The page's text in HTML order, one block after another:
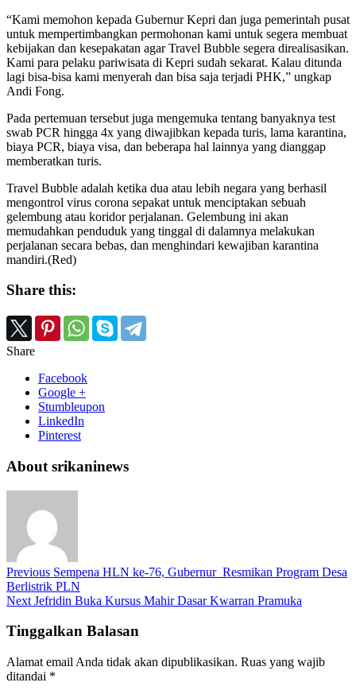
“Kami memohon kepada Gubernur Kepri dan juga pemerintah pusat
untuk mempertimbangkan permohonan kami untuk segera membuat
kebijakan dan kesepakatan agar Travel Bubble segera direalisasikan.
Kami para pelaku pariwisata di Kepri sudah sekarat. Kalau ditunda
lagi bisa-bisa kami menyerah dan bisa saja terjadi PHK,” ungkap
Andi Fong.
Pada pertemuan tersebut juga mengemuka tentang banyaknya test
swab PCR hingga 4x yang diwajibkan kepada turis, lama karantina,
biaya PCR, biaya visa, dan beberapa hal lainnya yang dianggap
memberatkan turis.
Travel Bubble adalah ketika dua atau lebih negara yang berhasil
mengontrol virus corona sepakat untuk menciptakan sebuah
gelembung atau koridor perjalanan. Gelembung ini akan
memudahkan penduduk yang tinggal di dalamnya melakukan
perjalanan secara bebas, dan menghindari kewajiban karantina
mandiri.(Red)
Share this:
Share
Facebook
Google +
Stumbleupon
LinkedIn
Pinterest
About srikaninews
Previous Sempena HLN ke-76, Gubernur Resmikan Program Desa
Berlistrik PLN
Next Jefridin Buka Kursus Mahir Dasar Kwarran Pramuka
Tinggalkan Balasan
Alamat email Anda tidak akan dipublikasikan. Ruas yang wajib
ditandai *